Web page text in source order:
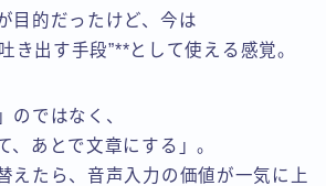
目的だったけど、今は
き出す手段”**として使える感覚。
のではなく、
、あとで文章にする」。
えたら、音声入力の価値が一気に上